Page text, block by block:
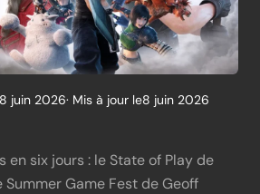
juin 2026· Mis à jour le8 juin 2026
en six jours : le State of Play de
Summer Game Fest de Geoff